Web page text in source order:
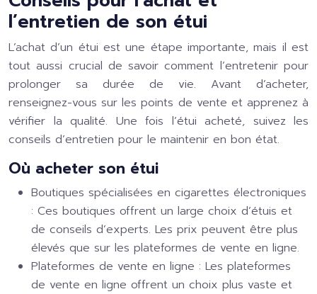
l’entretien de son étui
L’achat d’un étui est une étape importante, mais il est
tout aussi crucial de savoir comment l’entretenir pour
prolonger sa durée de vie. Avant d’acheter,
renseignez-vous sur les points de vente et apprenez à
vérifier la qualité. Une fois l’étui acheté, suivez les
conseils d’entretien pour le maintenir en bon état.
Où acheter son étui
Boutiques spécialisées en cigarettes électroniques
: Ces boutiques offrent un large choix d’étuis et
de conseils d’experts. Les prix peuvent être plus
élevés que sur les plateformes de vente en ligne.
Plateformes de vente en ligne : Les plateformes
de vente en ligne offrent un choix plus vaste et